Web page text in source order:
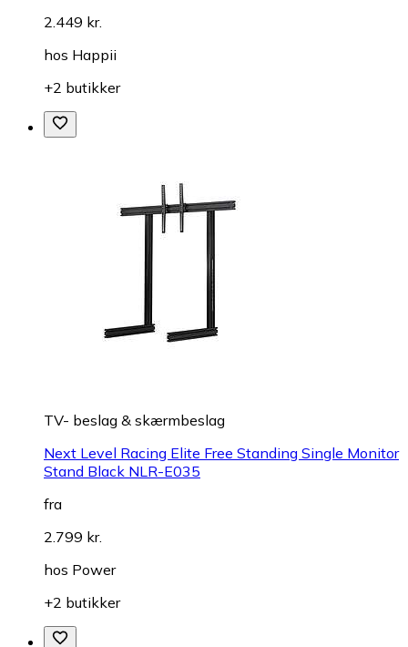
2.449 kr.
hos Happii
+2 butikker
TV- beslag & skærmbeslag
Next Level Racing Elite Free Standing Single Monitor
Stand Black NLR-E035
fra
2.799 kr.
hos Power
+2 butikker